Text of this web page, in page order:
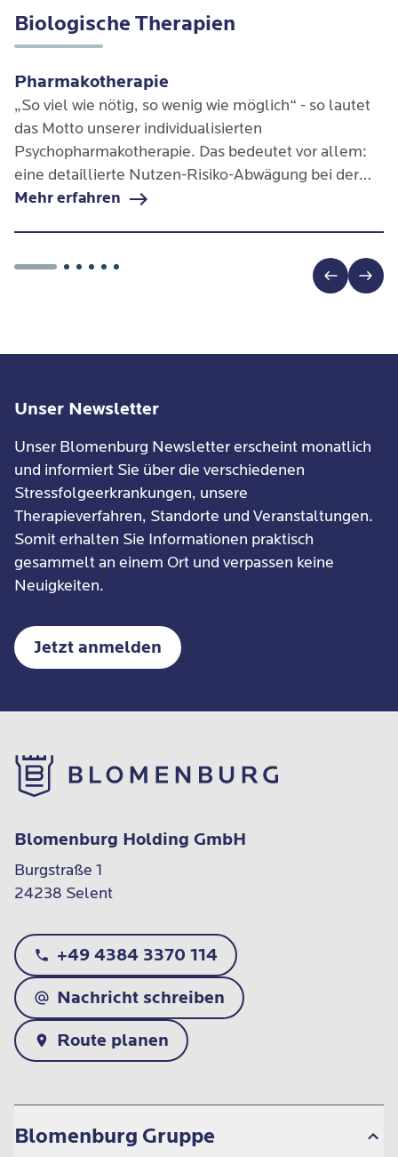
Biologische Therapien
Pharmakotherapie
„So viel wie nötig, so wenig wie möglich“ - so lautet
das Motto unserer individualisierten
Psychopharmakotherapie. Das bedeutet vor allem:
eine detaillierte Nutzen-Risiko-Abwägung bei der
Auswahl und Dosierung von Medikamenten.
Mehr erfahren
Unser Newsletter
Unser Blomenburg Newsletter erscheint monatlich
und informiert Sie über die verschiedenen
Stressfolgeerkrankungen, unsere
Therapieverfahren, Standorte und Veranstaltungen.
Somit erhalten Sie Informationen praktisch
gesammelt an einem Ort und verpassen keine
Neuigkeiten.
Jetzt anmelden
Blomenburg Holding GmbH
Burgstraße 1
24238 Selent
+49 4384 3370 114
Nachricht schreiben
Route planen
Blomenburg Gruppe